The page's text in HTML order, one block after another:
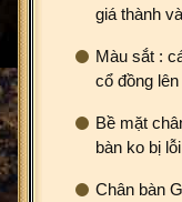
giá thành
Màu sắt :
cổ đồng
Bề mặt
bàn ko bị
Chân bàn